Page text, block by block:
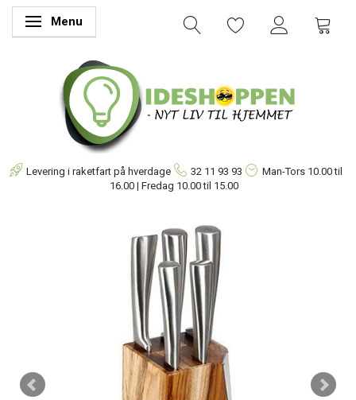
Skifte navigation
Menu
Levering i raketfart på hverdage 32 11 93 93 Man-Tors 10.00 til
16.00 | Fredag 10.00 til 15.00